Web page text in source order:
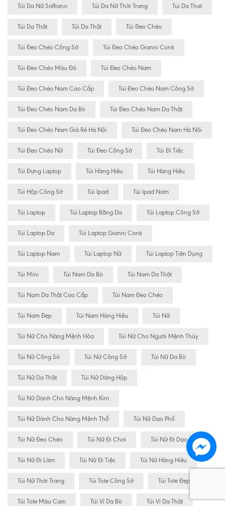
Túi Da Nữ Saffiano Túi Da Nữ Thời Trang Tui Da That
Túi Da Thât Túi Da Thật Túi Đeo Chéo
Túi Đeo Chéo Công Sở Túi Đeo Chéo Gianni Conti
Túi Đeo Chéo Màu Đỏ Túi Đeo Chéo Nam
Túi Đeo Chéo Nam Cao Cấp Túi Đeo Chéo Nam Công Sở
Túi Đeo Chéo Nam Da Bò Túi Đeo Chéo Nam Da Thật
Túi Đeo Chéo Nam Giá Rẻ Hà Nội Túi Đeo Chéo Nam Hà Nội
Túi Đeo Chéo Nữ Túi Đeo Công Sở Túi Đi Tiệc
Túi Đựng Laptop Túi Hàng Hiêu Túi Hàng Hiệu
Túi Hộp Công Sở Túi Ipad Túi Ipad Nam
Túi Laptop Túi Laptop Bằng Da Túi Laptop Công Sở
Túi Laptop Da Túi Laptop Gianni Conti
Túi Laptop Nam Túi Laptop Nữ Túi Laptop Tiện Dụng
Túi Mini Túi Nam Da Bò Túi Nam Da Thật
Túi Nam Da Thật Cao Cấp Túi Nam Đeo Chéo
Túi Nam Đẹp Túi Nam Hàng Hiệu Túi Nữ
Túi Nữ Cho Nàng Mệnh Hỏa Túi Nữ Cho Người Mệnh Thủy
Túi Nữ Công Sỏ Túi Nữ Công Sở Túi Nữ Da Bò
Túi Nữ Da Thật Túi Nữ Dáng Hộp
Túi Nữ Dành Cho Nàng Mệnh Kim
Túi Nữ Dành Cho Nàng Mệnh Thổ Túi Nữ Dạo Phố
Túi Nữ Đeo Chéo Túi Nữ Đi Chơi Túi Nữ Đi Dạo
Túi Nữ Đi Làm Túi Nữ Đi Tiệc Túi Nữ Hàng Hiệu
Túi Nữ Thời Trang Túi Tote Công Sở Túi Tote Đẹp
Túi Tote Màu Cam Túi Ví Da Bò Túi Ví Da Thật